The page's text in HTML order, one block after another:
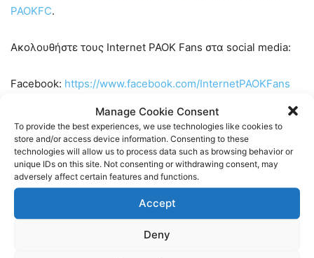
Manage Cookie Consent
To provide the best experiences, we use technologies like cookies to
store and/or access device information. Consenting to these
technologies will allow us to process data such as browsing behavior or
unique IDs on this site. Not consenting or withdrawing consent, may
adversely affect certain features and functions.
Accept
Deny
PAOKFC.
Ακολουθήστε τους Internet PAOK Fans στα social media:
Facebook: https://www.facebook.com/InternetPAOKFans
https://twitter.com/www_paok_gr
Linkedin:https://www.linkedin.com/in/internet-paok-fans-
601b24248
https://www.instagram.com/internetpaokfans